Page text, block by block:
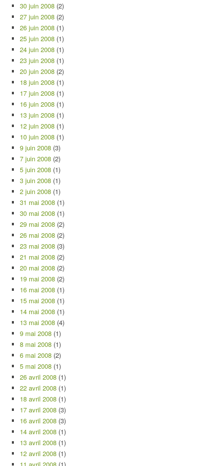
30 juin 2008 (2)
27 juin 2008 (2)
26 juin 2008 (1)
25 juin 2008 (1)
24 juin 2008 (1)
23 juin 2008 (1)
20 juin 2008 (2)
18 juin 2008 (1)
17 juin 2008 (1)
16 juin 2008 (1)
13 juin 2008 (1)
12 juin 2008 (1)
10 juin 2008 (1)
9 juin 2008 (3)
7 juin 2008 (2)
5 juin 2008 (1)
3 juin 2008 (1)
2 juin 2008 (1)
31 mai 2008 (1)
30 mai 2008 (1)
29 mai 2008 (2)
26 mai 2008 (2)
23 mai 2008 (3)
21 mai 2008 (2)
20 mai 2008 (2)
19 mai 2008 (2)
16 mai 2008 (1)
15 mai 2008 (1)
14 mai 2008 (1)
13 mai 2008 (4)
9 mai 2008 (1)
8 mai 2008 (1)
6 mai 2008 (2)
5 mai 2008 (1)
26 avril 2008 (1)
22 avril 2008 (1)
18 avril 2008 (1)
17 avril 2008 (3)
16 avril 2008 (3)
14 avril 2008 (1)
13 avril 2008 (1)
12 avril 2008 (1)